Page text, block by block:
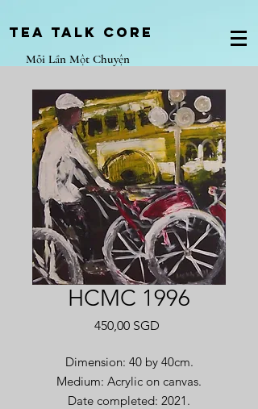
Tea Talk core
Mỗi Lần Một Chuyện
HCMC 1996
450,00 SGD
Dimension: 40 by 40cm.
Medium: Acrylic on canvas.
Date completed: 2021.